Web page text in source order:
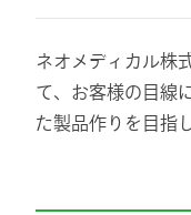
ネオメディカル株
て、お客様の目線
た製品作りを目指